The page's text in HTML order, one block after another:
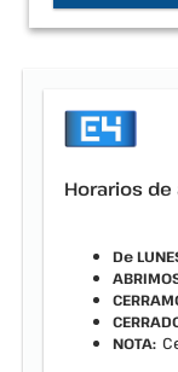
Horarios
De
NOTA: